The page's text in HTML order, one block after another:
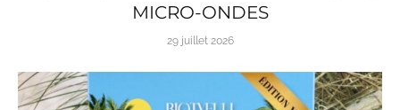
MICRO-ONDES
29 juillet 2026